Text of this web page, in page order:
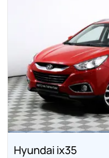
Hyundai ix35